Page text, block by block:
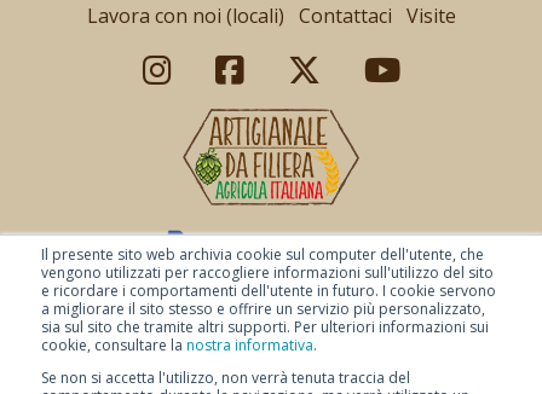
Il presente sito web archivia cookie sul computer dell'utente, che
vengono utilizzati per raccogliere informazioni sull'utilizzo del sito
e ricordare i comportamenti dell'utente in futuro. I cookie servono
a migliorare il sito stesso e offrire un servizio più personalizzato,
sia sul sito che tramite altri supporti. Per ulteriori informazioni sui
cookie, consultare la nostra informativa.
Se non si accetta l'utilizzo, non verrà tenuta traccia del
Lavora con noi (locali) Contattaci Visite